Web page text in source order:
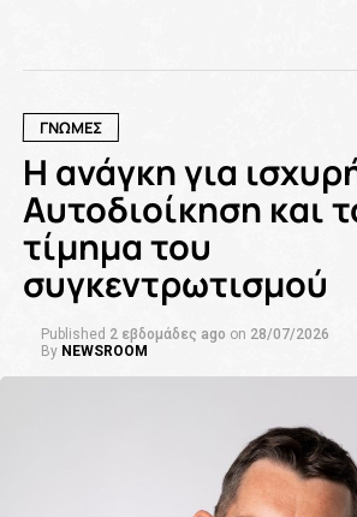
ΓΝΩΜΕΣ
Η ανάγκη για
Αυτοδιοίκηση και
τίμημα του
συγκεντρωτισμού
Published 2 εβδομάδες ago on 28/07/2026
By NEWSROOM